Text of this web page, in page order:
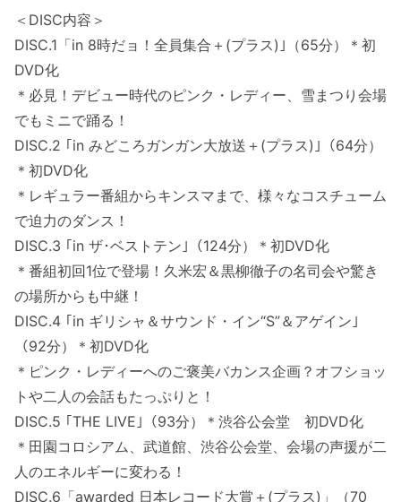
＜DISC内容＞
DISC.1「in 8時だョ！全員集合＋(プラス)｣（65分）＊初
DVD化
＊必見！デビュー時代のピンク・レディー、雪まつり会場
でもミニで踊る！
DISC.2 ｢in みどころガンガン大放送＋(プラス)｣（64分）
＊初DVD化
＊レギュラー番組からキンスマまで、様々なコスチューム
で迫力のダンス！
DISC.3 ｢in ザ･ベストテン｣（124分）＊初DVD化
＊番組初回1位で登場！久米宏＆黒柳徹子の名司会や驚き
の場所からも中継！
DISC.4 ｢in ギリシャ＆サウンド・イン“S”＆アゲイン｣
（92分）＊初DVD化
＊ピンク・レディーへのご褒美バカンス企画？オフショッ
トや二人の会話もたっぷりと！
DISC.5 ｢THE LIVE｣（93分）＊渋谷公会堂 初DVD化
＊田園コロシアム、武道館、渋谷公会堂、会場の声援が二
人のエネルギーに変わる！
DISC.6「awarded 日本レコード大賞＋(プラス)」（70